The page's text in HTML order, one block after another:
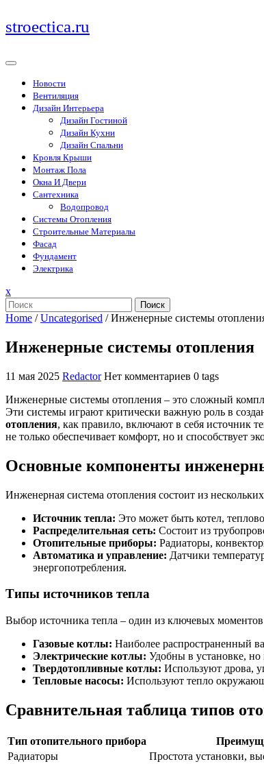
Перейти
к
stroectica.ru
Новости
Вентиляция
Дизайн Интерьера
Дизайн Гостиной
Дизайн Кухни
Дизайн Спальни
Кровля Крыши
Монтаж Пола
Окна И Двери
Сантехника
Водопровод
Системы Отопления
Строительные Материалы
Фасад
Фундамент
Электрика
xЗакрыть
меню
Поиск
Home /Uncategorised /Инженерные системы
Инженерные системы отопления
11 мая 2025 Redactor Нет комментариев 0 tags
Инженерные системы отопления – это сложный
Эти системы играют критически важную роль в
отопления, как правило, включают в себя источник
не только обеспечивает комфорт, но и способствует
Основные компоненты
Инженерная система отопления состоит из
Источник тепла: Это может быть котел,
Распределительная сеть: Состоит из
Отопительные приборы: Радиаторы,
Автоматика и управление: Датчики
энергопотребления.
Типы источников тепла
Выбор источника тепла – один из ключевых
Газовые котлы: Наиболее распространенный
Электрические котлы: Удобны в установке, но
Твердотопливные котлы: Используют дрова,
Тепловые насосы: Используют тепло
Сравнительная таблица типов
Тип отопительного прибора
Радиаторы
Простота установки,